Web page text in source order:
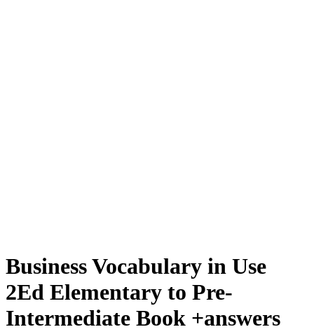
Business Vocabulary in Use
2Ed Elementary to Pre-
Intermediate Book +answers